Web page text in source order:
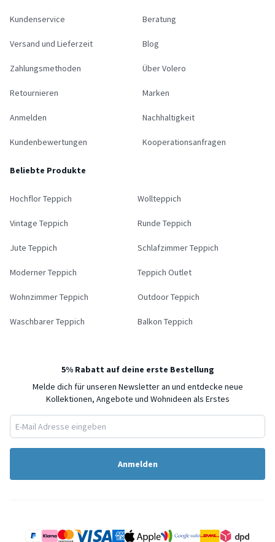
Kundenservice
Versand und Lieferzeit
Zahlungsmethoden
Retournieren
Anmelden
Kundenbewertungen
Beratung
Blog
Über Volero
Marken
Nachhaltigkeit
Kooperationsanfragen
Beliebte Produkte
Hochflor Teppich Wollteppich
Vintage Teppich Runde Teppich
Jute Teppich Schlafzimmer Teppich
Moderner Teppich Teppich Outlet
Wohnzimmer Teppich Outdoor Teppich
Waschbarer Teppich Balkon Teppich
5% Rabatt auf deine erste Bestellung
Melde dich für unseren Newsletter an und entdecke neue
Kollektionen, Angebote und Wohnideen als Erstes
Anmelden